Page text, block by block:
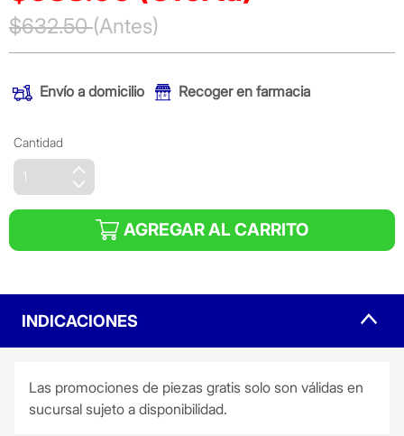
Precio reducido de
$632.50(Antes)
Envío a domicilio Recoger en farmacia
Cantidad
AGREGAR AL CARRITO
INDICACIONES
Las promociones de piezas gratis solo son válidas en
sucursal sujeto a disponibilidad.